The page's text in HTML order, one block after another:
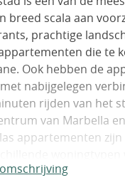
breed scala aan
prachtige
die te
Ook hebben de
nabijgelegen
rijden van het
van Marbella
appartementen
het complex